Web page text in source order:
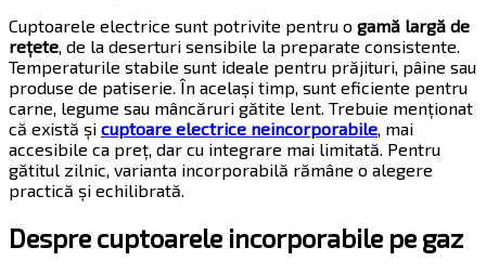
Cuptoarele electrice sunt potrivite pentru o gamă largă de
rețete, de la deserturi sensibile la preparate consistente.
Temperaturile stabile sunt ideale pentru prăjituri, pâine sau
produse de patiserie. În același timp, sunt eficiente pentru
carne, legume sau mâncăruri gătite lent. Trebuie menționat
că există și cuptoare electrice neincorporabile, mai
accesibile ca preț, dar cu integrare mai limitată. Pentru
gătitul zilnic, varianta incorporabilă rămâne o alegere
practică și echilibrată.
Despre cuptoarele incorporabile pe gaz